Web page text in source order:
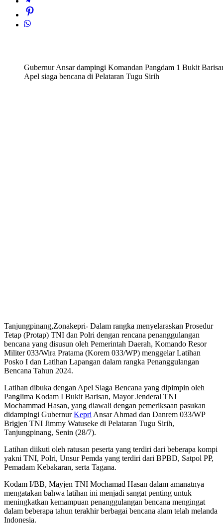
Gubernur Ansar dampingi Komandan Pangdam 1 Bukit
Apel siaga bencana di Pelataran Tugu Sirih
Tanjungpinang,Zonakepri- Dalam rangka menyelaraskan Prosedur
Tetap (Protap) TNI dan Polri dengan rencana penanggulangan
bencana yang disusun oleh Pemerintah Daerah, Komando Resor
Militer 033/Wira Pratama (Korem 033/WP) menggelar Latihan
Posko I dan Latihan Lapangan dalam rangka Penanggulangan
Bencana Tahun 2024.
Latihan dibuka dengan Apel Siaga Bencana yang dipimpin oleh
Panglima Kodam I Bukit Barisan, Mayor Jenderal TNI
Mochammad Hasan, yang diawali dengan pemeriksaan pasukan
didampingi GubernurKepri Ansar Ahmad dan Danrem 033/WP
Brigjen TNI Jimmy Watuseke di Pelataran Tugu Sirih,
Tanjungpinang, Senin (28/7).
Latihan diikuti oleh ratusan peserta yang terdiri dari beberapa kompi
yakni TNI, Polri, Unsur Pemda yang terdiri dari BPBD, Satpol PP,
Pemadam Kebakaran, serta Tagana.
Kodam I/BB, Mayjen TNI Mochamad Hasan dalam amanatnya
mengatakan bahwa latihan ini menjadi sangat penting untuk
meningkatkan kemampuan penanggulangan bencana mengingat
dalam beberapa tahun terakhir berbagai bencana alam telah melanda
Indonesia.